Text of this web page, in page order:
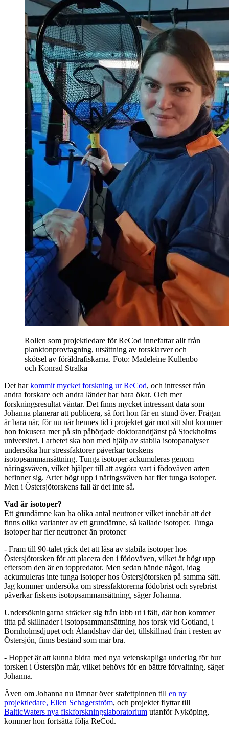
Rollen som projektledare för ReCod innefattar allt från
planktonprovtagning, utsättning av torsklarver och
skötsel av föräldrafiskarna. Foto: Madeleine Kullenbo
och Konrad Stralka
Det harkommit mycket forskning ur ReCod, och intresset från
andra forskare och andra länder har bara ökat. Och mer
forskningsresultat väntar. Det finns mycket intressant data som
Johanna planerar att publicera, så fort hon får en stund över. Frågan
är bara när, för nu när hennes tid i projektet går mot sitt slut kommer
hon fokusera mer på sin påbörjade doktorandtjänst på Stockholms
universitet. I arbetet ska hon med hjälp av stabila isotopanalyser
undersöka hur stressfaktorer påverkar torskens
isotopsammansättning. Tunga isotoper ackumuleras genom
näringsväven, vilket hjälper till att avgöra vart i födoväven arten
befinner sig. Arter högt upp i näringsväven har fler tunga isotoper.
Men i Östersjötorskens fall är det inte så.
Vad är isotoper?
Ett grundämne kan ha olika antal neutroner vilket innebär att det
finns olika varianter av ett grundämne, så kallade isotoper. Tunga
isotoper har fler neutroner än protoner
- Fram till 90-talet gick det att läsa av stabila isotoper hos
Östersjötorsken för att placera den i födoväven, vilket är högt upp
eftersom den är en toppredator. Men sedan hände något, idag
ackumuleras inte tunga isotoper hos Östersjötorsken på samma sätt.
Jag kommer undersöka om stressfaktorerna födobrist och syrebrist
påverkar fiskens isotopsammansättning, säger Johanna.
Undersökningarna sträcker sig från labb ut i fält, där hon kommer
titta på skillnader i isotopsammansättning hos torsk vid Gotland, i
Bornholmsdjupet och Ålandshav där det, tillskillnad från i resten av
Östersjön, finns bestånd som mår bra.
- Hoppet är att kunna bidra med nya vetenskapliga underlag för hur
torsken i Östersjön mår, vilket behövs för en bättre förvaltning, säger
Johanna.
Även om Johanna nu lämnar över stafettpinnen till en ny
projektledare, Ellen Schagerström, och projektet flyttar till
BalticWaters nya fiskforskningslaboratorium utanför Nyköping,
kommer hon fortsätta följa ReCod.